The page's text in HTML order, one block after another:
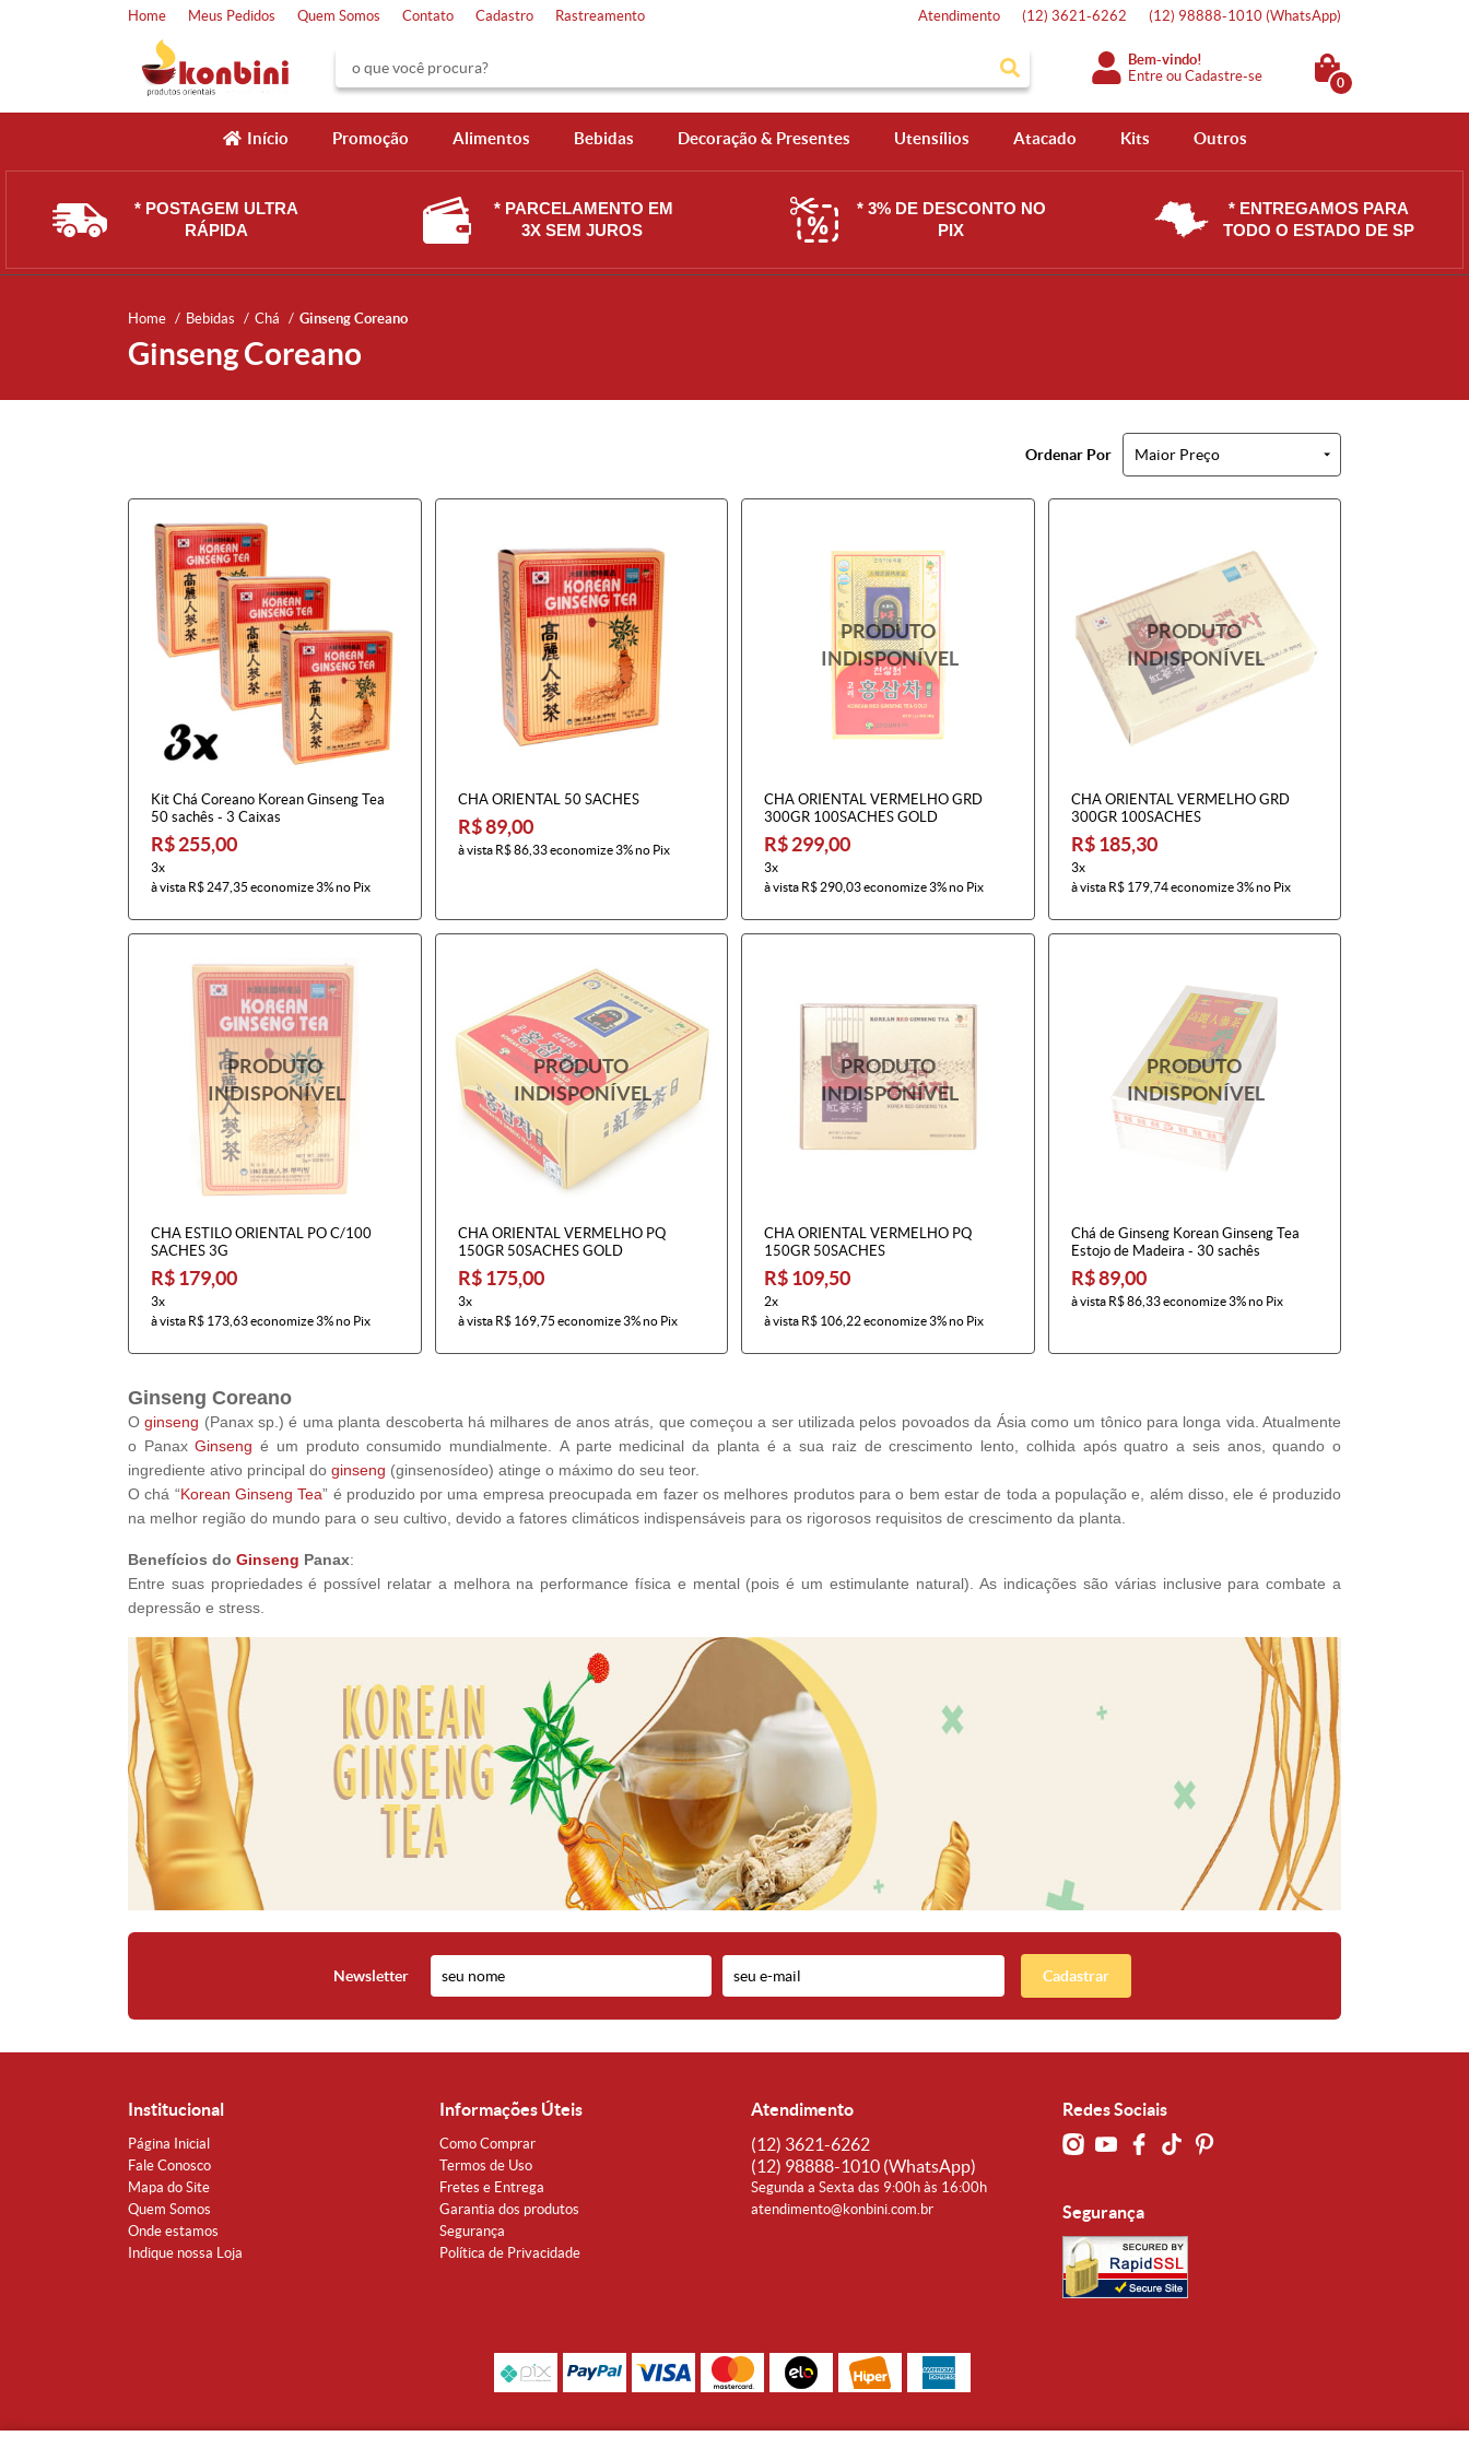
Home Meus Pedidos Quem Somos Contato Cadastro Rastreamento Atendimento (12) 3621-6262 (12) 98888-1010 (WhatsApp)
Bem-vindo!
Entre ouCadastre-se 0
Início Promoção Alimentos Bebidas Decoração & Presentes Utensílios Atacado Kits Outros
* POSTAGEM ULTRA
RÁPIDA
* PARCELAMENTO EM
3X SEM JUROS
* 3% DE DESCONTO NO
PIX
* ENTREGAMOS PARA
TODO O ESTADO DE SP
Home Bebidas Chá Ginseng Coreano
Ginseng Coreano
Ordenar Por Maior Preço
Kit Chá Coreano Korean Ginseng Tea
50 sachês - 3 Caixas
R$ 255,00
3x
à vista R$ 247,35 economize3%no Pix
CHA ORIENTAL 50 SACHES
R$ 89,00
à vista R$ 86,33economize3%no Pix
CHA ORIENTAL VERMELHO GRD
300GR 100SACHES GOLD
R$ 299,00
3x
à vista R$ 290,03economize3%no Pix
CHA ORIENTAL VERMELHO GRD
300GR 100SACHES
R$ 185,30
3x
à vista R$ 179,74economize3%no Pix
CHA ESTILO ORIENTAL PO C/100
SACHES 3G
R$ 179,00
3x
à vista R$ 173,63economize3%no Pix
CHA ORIENTAL VERMELHO PQ
150GR 50SACHES GOLD
R$ 175,00
3x
à vista R$ 169,75 economize3%no Pix
CHA ORIENTAL VERMELHO PQ
150GR 50SACHES
R$ 109,50
2x
à vista R$ 106,22economize3%no Pix
Chá de Ginseng Korean Ginseng Tea
Estojo de Madeira - 30 sachês
R$ 89,00
à vista R$ 86,33economize3%no Pix
Ginseng Coreano
Oginseng (Panax sp.) é uma planta descoberta há milhares de anos atrás, que começou a ser utilizada pelos povoados da Ásia como um tônico para longa vida. Atualmente
o PanaxGinseng é um produto consumido mundialmente. A parte medicinal da planta é a sua raiz de crescimento lento, colhida após quatro a seis anos, quando o
ingrediente ativo principal do ginseng (ginsenosídeo) atinge o máximo do seu teor.
O chá “Korean Ginseng Tea” é produzido por uma empresa preocupada em fazer os melhores produtos para o bem estar de toda a população e, além disso, ele é produzido
na melhor região do mundo para o seu cultivo, devido a fatores climáticos indispensáveis para os rigorosos requisitos de crescimento da planta.
Benefícios do Ginseng Panax:
Entre suas propriedades é possível relatar a melhora na performance física e mental (pois é um estimulante natural). As indicações são várias inclusive para combate a
depressão e stress.
Newsletter Cadastrar
Institucional
Página Inicial
Fale Conosco
Mapa do Site
Quem Somos
Onde estamos
Indique nossa Loja
Informações Úteis
Como Comprar
Termos de Uso
Fretes e Entrega
Garantia dos produtos
Segurança
Política de Privacidade
Atendimento
(12) 3621-6262
(12) 98888-1010 (WhatsApp)
Segunda a Sexta das 9:00h às 16:00h
atendimento@konbini.com.br
Redes Sociais
Segurança